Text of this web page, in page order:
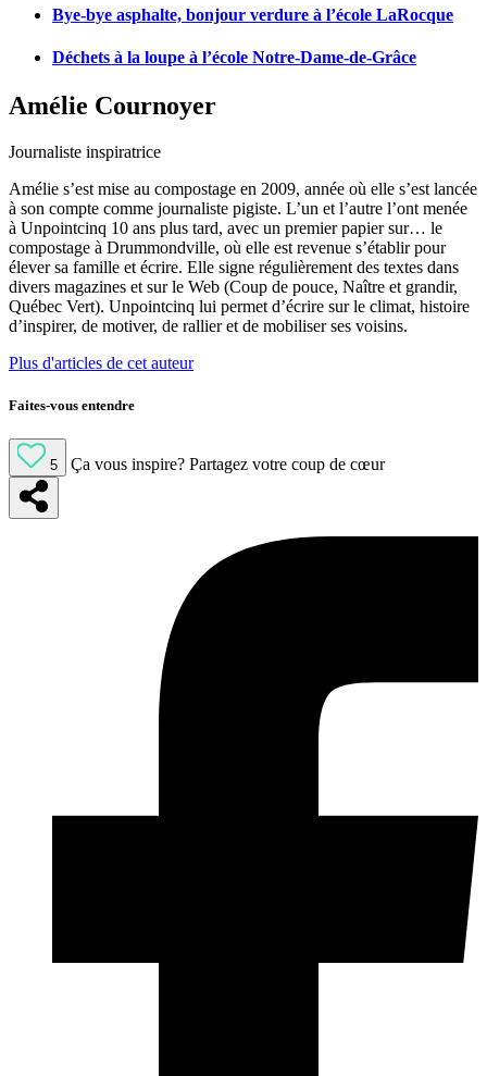
Bye-bye asphalte, bonjour verdure à l’école LaRocque
Déchets à la loupe à l’école Notre-Dame-de-Grâce
Amélie Cournoyer
Journaliste inspiratrice
Amélie s’est mise au compostage en 2009, année où elle s’est lancée
à son compte comme journaliste pigiste. L’un et l’autre l’ont menée
à Unpointcinq 10 ans plus tard, avec un premier papier sur… le
compostage à Drummondville, où elle est revenue s’établir pour
élever sa famille et écrire. Elle signe régulièrement des textes dans
divers magazines et sur le Web (Coup de pouce, Naître et grandir,
Québec Vert). Unpointcinq lui permet d’écrire sur le climat, histoire
d’inspirer, de motiver, de rallier et de mobiliser ses voisins.
Plus d'articles de cet auteur
Faites-vous entendre
5 Ça vous inspire? Partagez votre coup de cœur